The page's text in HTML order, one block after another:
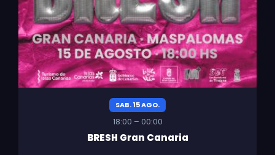
SAB. 15 AGO.
18:00 – 00:00
BRESH Gran Canaria